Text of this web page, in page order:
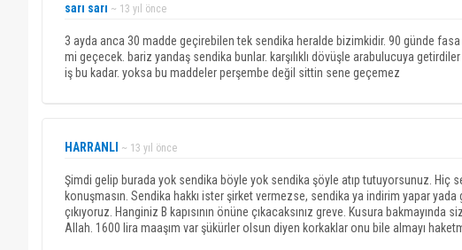
sarı sarı ~ 13 yıl önce
3 ayda anca 30 madde geçirebilen tek sendika heralde bizimkidir. 90 günde
mi geçecek. bariz yandaş sendika bunlar. karşılıklı dövüşle arabulucuya
iş bu kadar. yoksa bu maddeler perşembe değil sittin sene geçemez
HARRANLI ~ 13 yıl önce
Şimdi gelip burada yok sendika böyle yok sendika şöyle atıp tutuyorsunuz. Hiç
konuşmasın. Sendika hakkı ister şirket vermezse, sendika ya indirim yapar
çıkıyoruz. Hanginiz B kapısının önüne çıkacaksınız greve. Kusura bakmayında
Allah. 1600 lira maaşım var şükürler olsun diyen korkaklar onu bile almayı